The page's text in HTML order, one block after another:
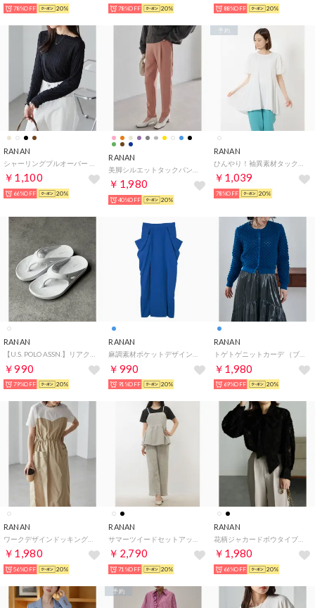
78%OFF 20% 78%OFF 20% 88%OFF 20%
RANAN
￥1,100
66%OFF 20%
RANAN
￥1,980
40%OFF 20%
RANAN
￥1,039
予約
78%OFF 20%
RANAN
【U.S. POLO ASSN.】リアクティブサンダル （ホワイト）
￥990
79%OFF 20%
RANAN
麻調素材ポケットデザインスカート （ブルー）
￥990
91%OFF 20%
RANAN
トゲトゲニットカーデ （ブルー）
￥1,980
69%OFF 20%
RANAN
￥1,980
56%OFF 20%
RANAN
￥2,790
71%OFF 20%
RANAN
花柄ジャカードボウタイブラウス （ブラック）
￥1,980
66%OFF 20%
予約